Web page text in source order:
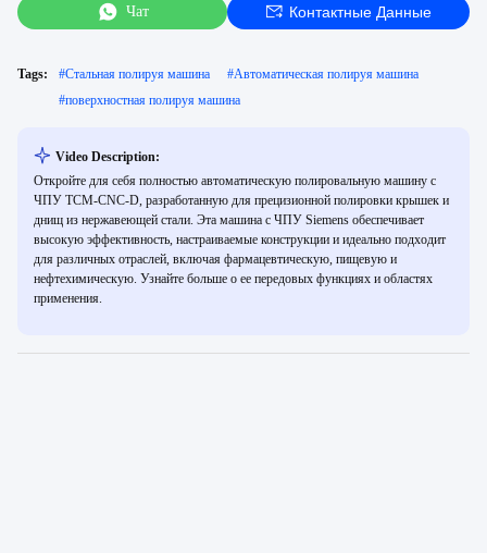
Чат Контактные Данные
Tags: #Стальная полируя машина #Автоматическая полируя машина
#поверхностная полируя машина
Video Description:
Откройте для себя полностью автоматическую полировальную машину с
ЧПУ TCM-CNC-D, разработанную для прецизионной полировки крышек и
днищ из нержавеющей стали. Эта машина с ЧПУ Siemens обеспечивает
высокую эффективность, настраиваемые конструкции и идеально подходит
для различных отраслей, включая фармацевтическую, пищевую и
нефтехимическую. Узнайте больше о ее передовых функциях и областях
применения.